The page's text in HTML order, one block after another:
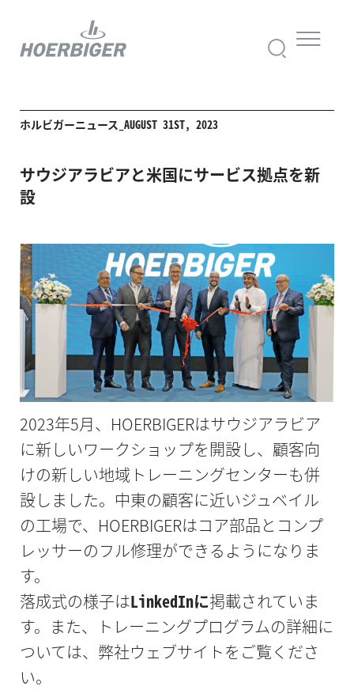
ホルビガーニュース_AUGUST 31ST, 2023
サウジアラビアと米国にサービス拠点を新
設
2023年5月、HOERBIGERはサウジアラビア
に新しいワークショップを開設し、顧客向
けの新しい地域トレーニングセンターも併
設しました。中東の顧客に近いジュベイル
の工場で、HOERBIGERはコア部品とコンプ
レッサーのフル修理ができるようになりま
す。
落成式の様子はLinkedInに掲載されていま
す。また、トレーニングプログラムの詳細に
ついては、弊社ウェブサイトをご覧くださ
い。